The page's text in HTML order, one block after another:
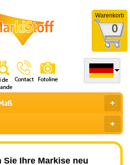
Warenkorb
0
Sie Ihre Markise neu